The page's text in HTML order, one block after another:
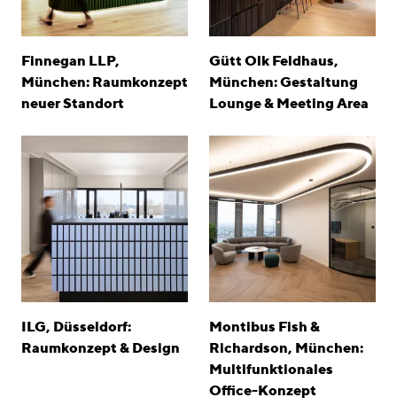
Finnegan LLP,
München: Raumkonzept
neuer Standort
Gütt Olk Feldhaus,
München: Gestaltung
Lounge & Meeting Area
ILG, Düsseldorf:
Raumkonzept & Design
Montibus Fish &
Richardson, München:
Multifunktionales
Office-Konzept